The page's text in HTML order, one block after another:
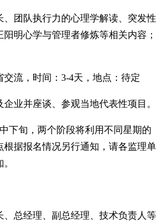
、团队执行力的心理学解读、突发性
明心学与管理者修炼等相关内容；
交流，时间：3-4天，地点：待定
业并座谈、参观当地代表性项目。
下旬，两个阶段将利用不同星期的
根据报名情况另行通知，请各监理单
、总经理、副总经理、技术负责人等